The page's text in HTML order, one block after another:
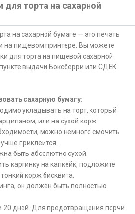
для торта на сахарной
на сахарной бумаге — это печать
на пищевом принтере. Вы можете
для торта на пищевой сахарной
выдачи Боксберри или СДЕК
сахарную бумагу:
укладывать на торт, который
или на сухой корж.
можно немного смочить
приклеится.
быть абсолютно сухой.
картинку на капкейк, подложите
корж бисквита.
он должен быть полностью
20 дней. Для предотвращения порчи